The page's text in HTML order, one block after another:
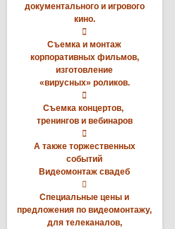
документального и игрового
кино.

Съемка и монтаж
корпоративных фильмов,
изготовление
«вирусных» роликов.

Съемка концертов,
тренингов и вебинаров

А также торжественных
событий
Видеомонтаж свадеб

Специальные цены и
предложения по видеомонтажу,
для телеканалов,